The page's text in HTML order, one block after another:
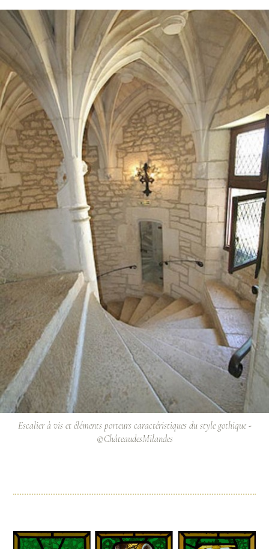
Escalier à vis et éléments porteurs caractéristiques du style gothique -
©ChâteaudesMilandes